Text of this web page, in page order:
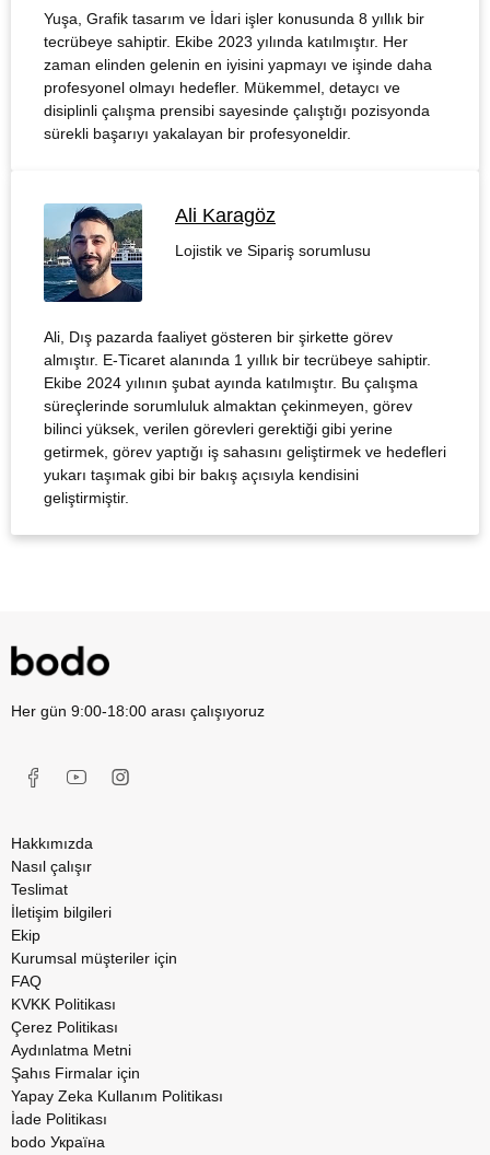
Yuşa, Grafik tasarım ve İdari işler konusunda 8 yıllık bir
tecrübeye sahiptir. Ekibe 2023 yılında katılmıştır. Her
zaman elinden gelenin en iyisini yapmayı ve işinde daha
profesyonel olmayı hedefler. Mükemmel, detaycı ve
disiplinli çalışma prensibi sayesinde çalıştığı pozisyonda
sürekli başarıyı yakalayan bir profesyoneldir.
Ali Karagöz
Lojistik ve Sipariş sorumlusu
Ali, Dış pazarda faaliyet gösteren bir şirkette görev
almıştır. E-Ticaret alanında 1 yıllık bir tecrübeye sahiptir.
Ekibe 2024 yılının şubat ayında katılmıştır. Bu çalışma
süreçlerinde sorumluluk almaktan çekinmeyen, görev
bilinci yüksek, verilen görevleri gerektiği gibi yerine
getirmek, görev yaptığı iş sahasını geliştirmek ve hedefleri
yukarı taşımak gibi bir bakış açısıyla kendisini
geliştirmiştir.
Her gün 9:00-18:00 arası çalışıyoruz
Hakkımızda
Nasıl çalışır
Teslimat
İletişim bilgileri
Ekip
Kurumsal müşteriler için
FAQ
KVKK Politikası
Çerez Politikası
Aydınlatma Metni
Şahıs Firmalar için
Yapay Zeka Kullanım Politikası
İade Politikası
bodo Україна